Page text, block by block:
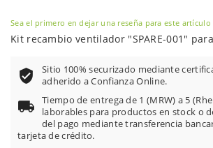
Sea el primero en dejar una reseña para este artículo
Kit recambio ventilador "SPARE-001"
Sitio 100% securizado mediante
adherido a Confianza Online.
Tiempo de entrega de 1 (MRW) a 5
laborables para productos en stock o
del pago mediante transferencia
tarjeta de crédito.